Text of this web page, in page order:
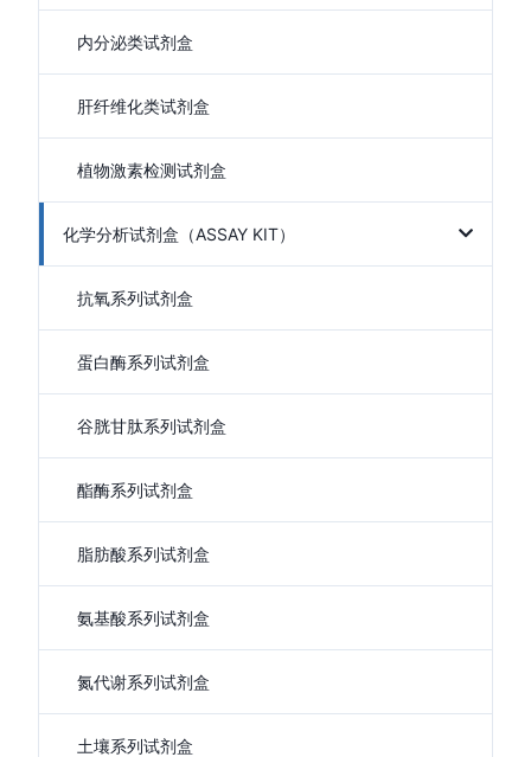
内分泌类试剂盒
肝纤维化类试剂盒
植物激素检测试剂盒
化学分析试剂盒（ASSAY KIT）
抗氧系列试剂盒
蛋白酶系列试剂盒
谷胱甘肽系列试剂盒
酯酶系列试剂盒
脂肪酸系列试剂盒
氨基酸系列试剂盒
氮代谢系列试剂盒
土壤系列试剂盒